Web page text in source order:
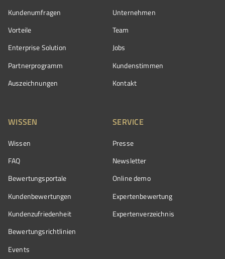
Kundenumfragen
Vorteile
Enterprise Solution
Partnerprogramm
Auszeichnungen
Unternehmen
Team
Jobs
Kundenstimmen
Kontakt
WISSEN
Wissen
FAQ
Bewertungsportale
Kundenbewertungen
Kundenzufriedenheit
Bewertungs­richtlinien
Events
SERVICE
Presse
Newsletter
Online demo
Expertenbewertung
Expertenverzeichnis